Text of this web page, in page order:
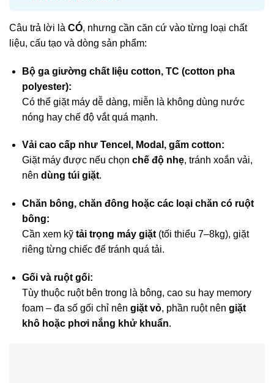
Câu trả lời là CÓ, nhưng cần căn cứ vào từng loại chất
liệu, cấu tạo và dòng sản phẩm:
Bộ ga giường chất liệu cotton, TC (cotton pha
polyester):
Có thể giặt máy dễ dàng, miễn là không dùng nước
nóng hay chế độ vắt quá mạnh.
Vải cao cấp như Tencel, Modal, gấm cotton:
Giặt máy được nếu chọn chế độ nhẹ, tránh xoắn vải,
nên dùng túi giặt.
Chăn bông, chăn đông hoặc các loại chăn có ruột
bông:
Cần xem kỹ tải trọng máy giặt(tối thiểu 7–8kg), giặt
riêng từng chiếc để tránh quá tải.
Gối và ruột gối:
Tùy thuộc ruột bên trong là bông, cao su hay memory
foam – đa số gối chỉ nên giặt vỏ, phần ruột nên giặt
khô hoặc phơi nắng khử khuẩn.